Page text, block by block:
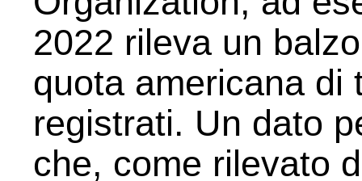
2022 rileva un
quota americana di
registrati. Un dato
che, come rilevato